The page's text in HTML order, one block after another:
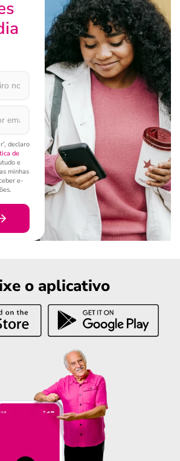
declaro
de
e
minhas
e-
o aplicativo